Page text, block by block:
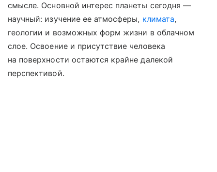
смысле. Основной интерес планеты сегодня —
научный: изучение ее атмосферы, климата,
геологии и возможных форм жизни в облачном
слое. Освоение и присутствие человека
на поверхности остаются крайне далекой
перспективой.